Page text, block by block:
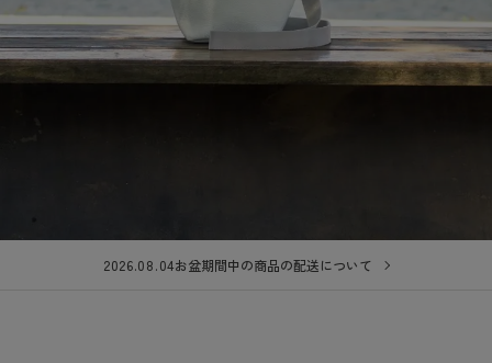
2026.08.04お盆期間中の商品の配送について